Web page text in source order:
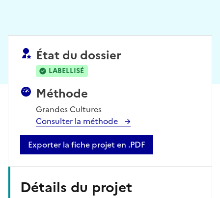
État du dossier
LABELLISÉ
Méthode
Grandes Cultures
Consulter la méthode
Exporter la fiche projet en .PDF
Détails du projet